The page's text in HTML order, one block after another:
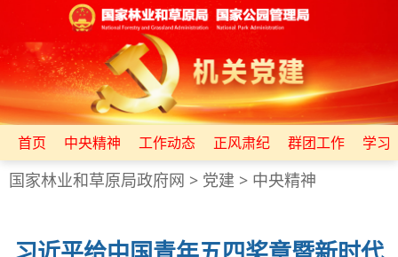
首页 中央精神 工作动态 正风肃纪 群团工作 学习
国家林业和草原局政府网 > 党建 > 中央精神